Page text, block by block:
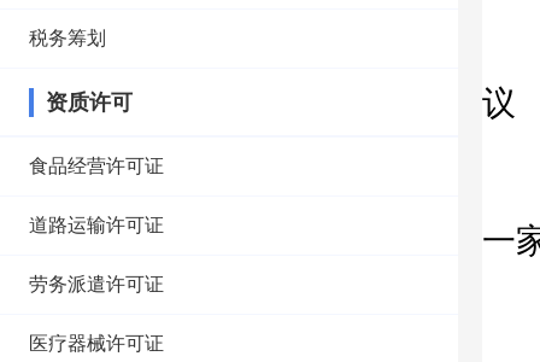
税务筹划
资质许可
食品经营许可证
道路运输许可证
劳务派遣许可证
医疗器械许可证
议
一